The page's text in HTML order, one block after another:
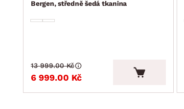
Bergen, středně šedá tkanina
6 999.00 Kč
13 999.00 Kč